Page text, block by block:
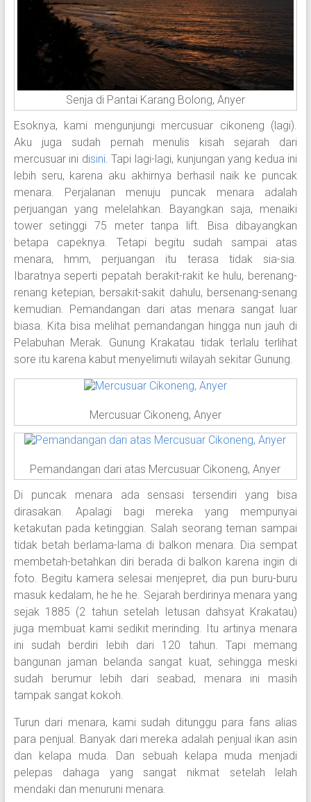
Senja di Pantai Karang Bolong, Anyer
Esoknya, kami mengunjungi mercusuar cikoneng (lagi).
Aku juga sudah pernah menulis kisah sejarah dari
mercusuar ini disini. Tapi lagi-lagi, kunjungan yang kedua ini
lebih seru, karena aku akhirnya berhasil naik ke puncak
menara. Perjalanan menuju puncak menara adalah
perjuangan yang melelahkan. Bayangkan saja, menaiki
tower setinggi 75 meter tanpa lift. Bisa dibayangkan
betapa capeknya. Tetapi begitu sudah sampai atas
menara, hmm, perjuangan itu terasa tidak sia-sia.
Ibaratnya seperti pepatah berakit-rakit ke hulu, berenang-
renang ketepian, bersakit-sakit dahulu, bersenang-senang
kemudian. Pemandangan dari atas menara sangat luar
biasa. Kita bisa melihat pemandangan hingga nun jauh di
Pelabuhan Merak. Gunung Krakatau tidak terlalu terlihat
sore itu karena kabut menyelimuti wilayah sekitar Gunung.
Mercusuar Cikoneng, Anyer
Pemandangan dari atas Mercusuar Cikoneng, Anyer
Di puncak menara ada sensasi tersendiri yang bisa
dirasakan. Apalagi bagi mereka yang mempunyai
ketakutan pada ketinggian. Salah seorang teman sampai
tidak betah berlama-lama di balkon menara. Dia sempat
membetah-betahkan diri berada di balkon karena ingin di
foto. Begitu kamera selesai menjepret, dia pun buru-buru
masuk kedalam, he he he. Sejarah berdirinya menara yang
sejak 1885 (2 tahun setelah letusan dahsyat Krakatau)
juga membuat kami sedikit merinding. Itu artinya menara
ini sudah berdiri lebih dari 120 tahun. Tapi memang
bangunan jaman belanda sangat kuat, sehingga meski
sudah berumur lebih dari seabad, menara ini masih
tampak sangat kokoh.
Turun dari menara, kami sudah ditunggu para fans alias
para penjual. Banyak dari mereka adalah penjual ikan asin
dan kelapa muda. Dan sebuah kelapa muda menjadi
pelepas dahaga yang sangat nikmat setelah lelah
mendaki dan menuruni menara.